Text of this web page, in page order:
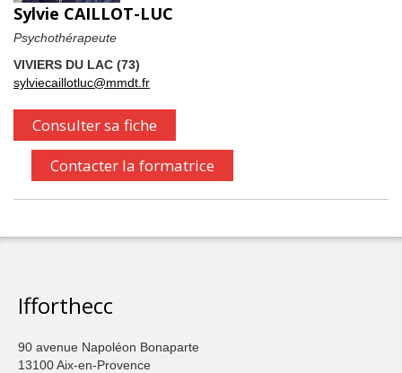
Sylvie CAILLOT-LUC
Psychothérapeute
VIVIERS DU LAC (73)
sylviecaillotluc@mmdt.fr
Consulter sa fiche
Contacter la formatrice
Ifforthecc
90 avenue Napoléon Bonaparte
13100 Aix-en-Provence